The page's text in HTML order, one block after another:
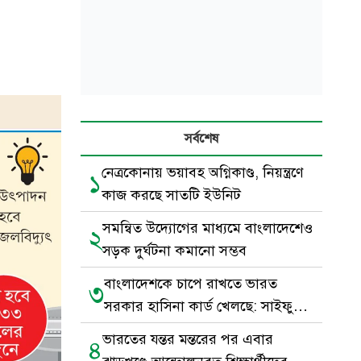
সর্বশেষ
১নেত্রকোনায় ভয়াবহ অগ্নিকাণ্ড, নিয়ন্ত্রণে
কাজ করছে সাতটি ইউনিট
২সমন্বিত উদ্যোগের মাধ্যমে বাংলাদেশেও
সড়ক দুর্ঘটনা কমানো সম্ভব
৩বাংলাদেশকে চাপে রাখতে ভারত
সরকার হাসিনা কার্ড খেলছে: সাইফুল
হক
৪ভারতের যন্তর মন্তরের পর এবার